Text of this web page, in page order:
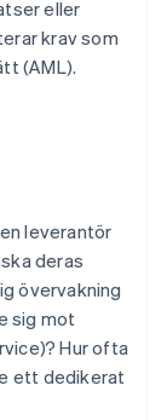
eller
krav som
(AML).
leverantör
deras
övervakning
sig mot
Hur ofta
ett dedikerat